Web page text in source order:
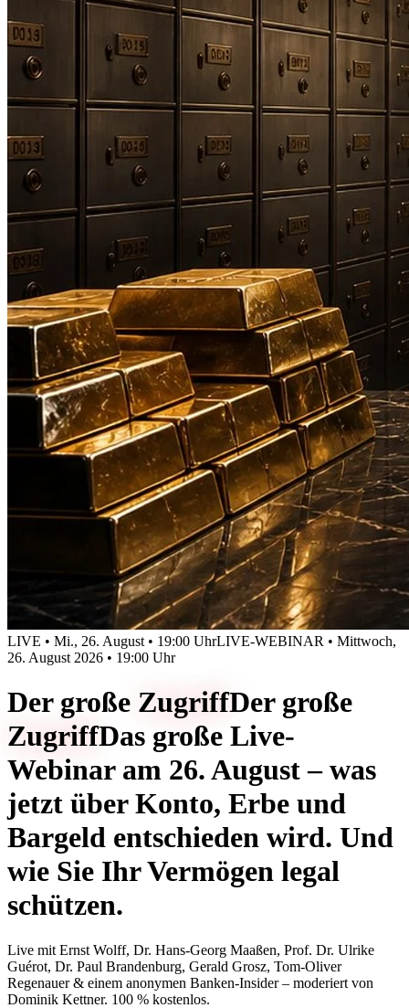
LIVE • Mi., 26. August • 19:00 UhrLIVE-WEBINAR • Mittwoch,
26. August 2026 • 19:00 Uhr
Der große ZugriffDer große
ZugriffDas große Live-
Webinar am 26. August – was
jetzt über Konto, Erbe und
Bargeld entschieden wird. Und
wie Sie Ihr Vermögen legal
schützen.
Live mit Ernst Wolff, Dr. Hans-Georg Maaßen, Prof. Dr. Ulrike
Guérot, Dr. Paul Brandenburg, Gerald Grosz, Tom-Oliver
Regenauer & einem anonymen Banken-Insider– moderiert von
Dominik Kettner. 100 % kostenlos.